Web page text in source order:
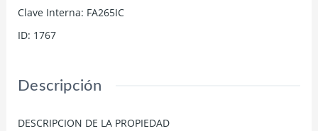
Clave Interna: FA265IC
ID: 1767
Descripción
DESCRIPCION DE LA PROPIEDAD